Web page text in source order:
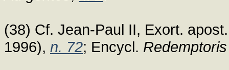
(38) Cf. Jean-Paul II, Exort.
1996), n. 72; Encycl.